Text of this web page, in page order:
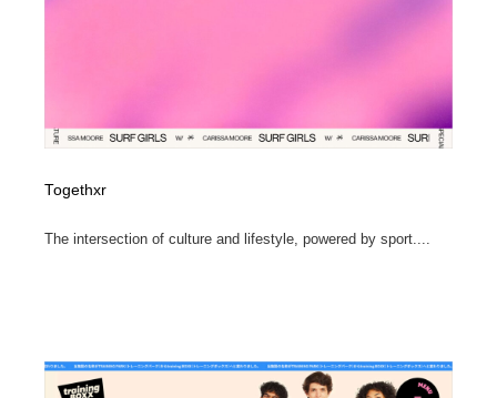
Togethxr
The intersection of culture and lifestyle, powered by sport....